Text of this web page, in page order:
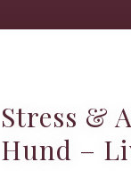
Stress &
Hund –